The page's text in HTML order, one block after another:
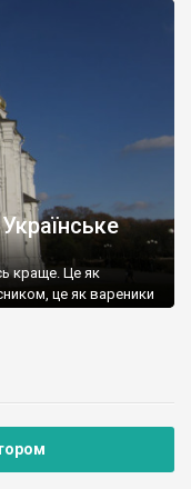
краще. Це як
це як вареники